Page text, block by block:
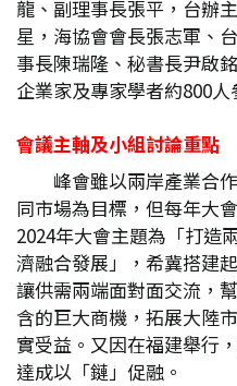
龍、副理事長張平，台辦
星，海協會會長張志軍、
事長陳瑞隆、秘書長尹啟
企業家及專家學者約800人
會議主軸及小組討論重點
峰會雖以兩岸產業合
同市場為目標，但每年大
2024年大會主題為「打造
濟融合發展」，希冀搭建
讓供需兩端面對面交流，
含的巨大商機，拓展大陸
實受益。又因在福建舉行
達成以「鏈」促融。